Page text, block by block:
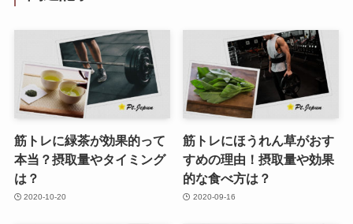
筋トレに緑茶が効果的って
本当？摂取量やタイミング
は？
2020-10-20
筋トレにほうれん草がおす
すめの理由！摂取量や効果
的な食べ方は？
2020-09-16